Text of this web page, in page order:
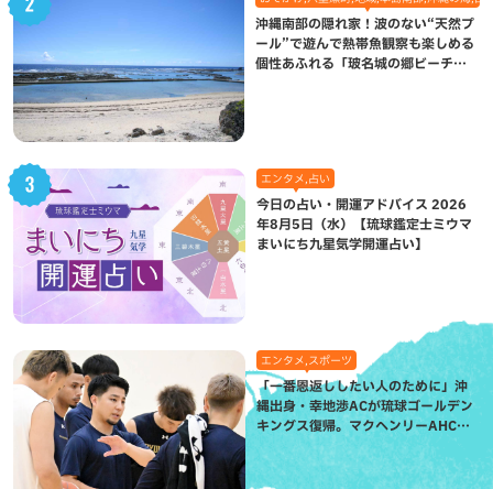
沖縄南部の隠れ家！波のない“天然プ
ール”で遊んで熱帯魚観察も楽しめる
個性あふれる「玻名城の郷ビーチ」
エンタメ,占い
今日の占い・開運アドバイス 2026
年8月5日（水）【琉球鑑定士ミウマ
まいにち九星気学開運占い】
エンタメ,スポーツ
「一番恩返ししたい人のために」沖
縄出身・幸地渉ACが琉球ゴールデン
キングス復帰。マクヘンリーAHCに
信頼を寄せる理由